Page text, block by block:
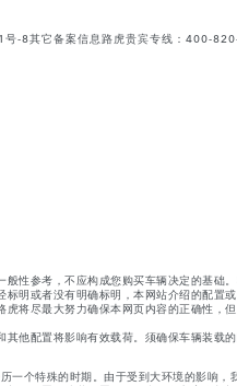
号-8其它备案信息路虎贵宾专线：400-
性参考，不应构成您购买车辆决定的基
明或者没有明确标明，本网站介绍的配
将尽最大努力确保本网页内容的正确性，
他配置将影响有效载荷。须确保车辆装载
一个特殊的时期。由于受到大环境的影响